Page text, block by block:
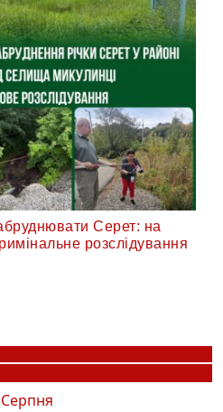
Серет: на
розслідування